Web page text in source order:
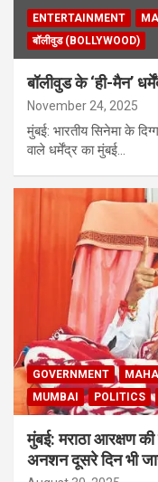
ENTERTAINMENT
बॉलीवुड (BOLLYWOOD)
बॉलीवुड के ‘ही-मैन’
November 24, 2025
मुंबई: भारतीय सिनेमा के
वाले धर्मेंद्र का मुंबई…
GOVERNMENT
MUMBAI
POLITICS
मुंबई: मराठा आरक्षण
अनशन दूसरे दिन भी